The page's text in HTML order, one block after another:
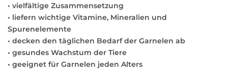
• vielfältige Zusammensetzung
• liefern wichtige Vitamine, Mineralien und
Spurenelemente
• decken den täglichen Bedarf der Garnelen ab
• gesundes Wachstum der Tiere
• geeignet für Garnelen jeden Alters